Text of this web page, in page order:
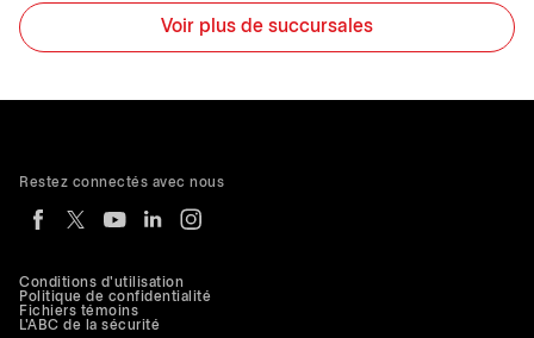
Voir plus de succursales
Conditions d'utilisation
Politique de confidentialité
Fichiers témoins
L'ABC de la sécurité
Restez connectés avec nous